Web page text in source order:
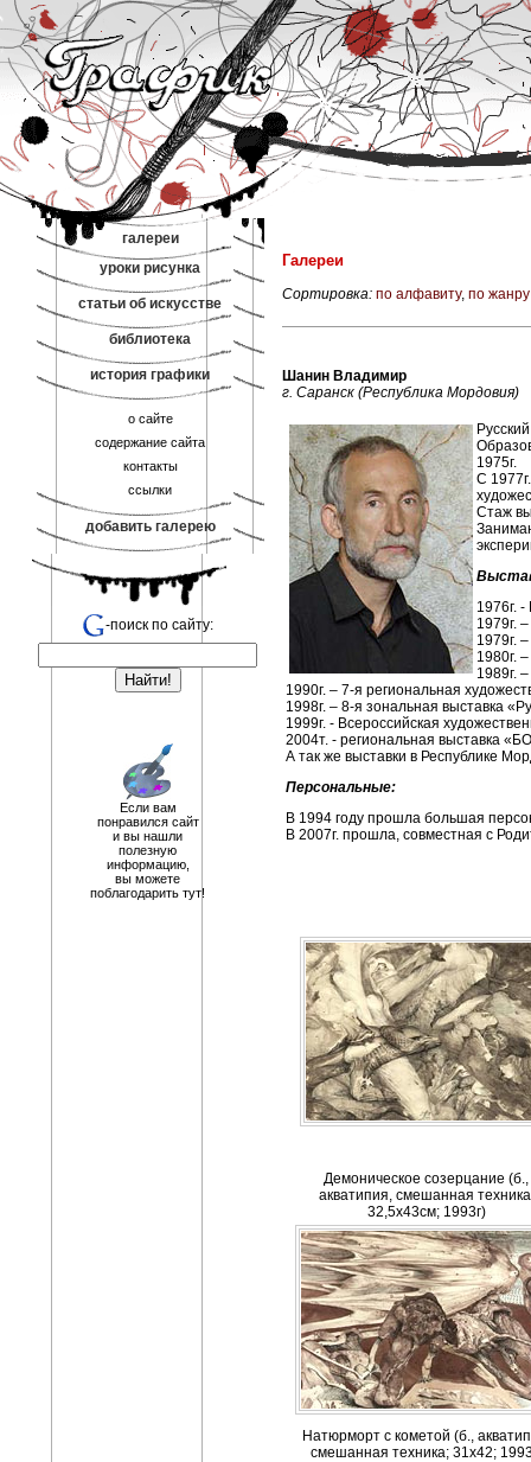
галереи
уроки рисунка
статьи об искусстве
библиотека
история графики
о сайте
содержание сайта
контакты
ссылки
добавить галерею
-поиск по сайту:
Если вам
понравился сайт
и вы нашли
полезную
информацию,
вы можете
поблагодарить тут!
Галереи
Сортировка: по алфавиту, по
Шанин Владимир
г. Саранск (Республика Мордовия)
1975г.
С
Стаж
1976г.
1979г.
1979г.
1980г.
1989г.
1990г. – 7-я региональная
1998г. – 8-я зональная выставка
1999г. - Всероссийская
2004т. - региональная выставка
А так же выставки в Республике
Персональные:
В 1994 году прошла большая
В 2007г. прошла, совместная с
Демоническое созерцание (б.,
акватипия, смешанная
32,5х43см; 1993г)
Натюрморт с кометой (б.,
смешанная техника; 31х42;